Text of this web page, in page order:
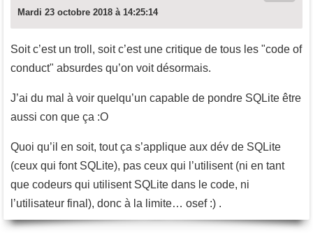
Mardi 23 octobre 2018 à 14:25:14
Soit c’est un troll, soit c’est une critique de tous les "code of
conduct" absurdes qu’on voit désormais.
J’ai du mal à voir quelqu’un capable de pondre SQLite être
aussi con que ça :O
Quoi qu’il en soit, tout ça s’applique aux dév de SQLite
(ceux qui font SQLite), pas ceux qui l’utilisent (ni en tant
que codeurs qui utilisent SQLite dans le code, ni
l’utilisateur final), donc à la limite… osef :) .